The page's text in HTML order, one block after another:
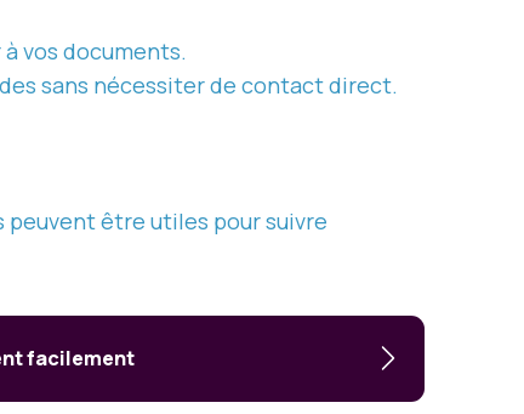
vos documents.
sans nécessiter de contact direct.
peuvent être utiles pour suivre
facilement